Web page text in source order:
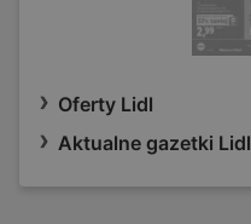
Oferty Lidl
Aktualne gazetki Lidl